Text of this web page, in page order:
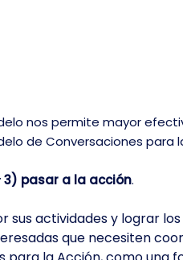
nos permite mayor
de Conversaciones para
3) pasar a la acción.
actividades y lograr
que necesiten